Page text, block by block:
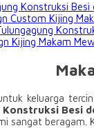
Konstruksi Besi
Custom Kijing
Kijing Makam
keluarga
Besi
sangat beragam.